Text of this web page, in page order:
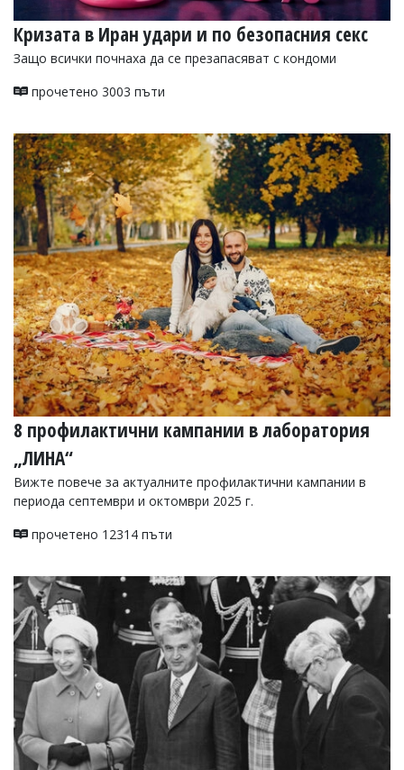
Ако
откриете
обиден
вас
сигнализирайте
ни!
Кризата в Иран удари и по безопасния секс
Защо всички почнаха да се презапасяват с кондоми
прочетено 3003 пъти
8 профилактични кампании в лаборатория
„ЛИНА“
Вижте повече за актуалните профилактични кампании в
периода септември и октомври 2025 г.
прочетено 12314 пъти